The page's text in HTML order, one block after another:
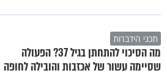
תכני הידברות
מה הסיכוי להתחתן בגיל 37? הפעולה
שסיימה עשור של אכזבות והובילה לחופה